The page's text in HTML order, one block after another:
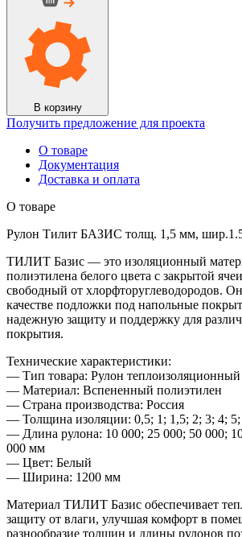
В корзину
Получить предложение для проекта
О товаре
Документация
Доставка и оплата
О товаре
Рулон Тилит БАЗИС толщ. 1,5 мм,
ТИЛИТ Базис — это изоляционный
полиэтилена белого цвета с закрытой
свободный от хлорфторуглеводородов.
качестве подложки под напольные
надежную защиту и поддержку для
покрытия.
Технические характеристики:
— Тип товара: Рулон теплоизоляционный
— Материал: Вспененный полиэтилен
— Страна производства: Россия
— Толщина изоляции: 0,5; 1; 1,5; 2; 3; 4;
— Длина рулона: 10 000; 25 000; 50 000;
000 мм
— Цвет: Белый
— Ширина: 1200 мм
Материал ТИЛИТ Базис обеспечивает
защиту от влаги, улучшая комфорт в
разнообразие толщин и длины рулонов